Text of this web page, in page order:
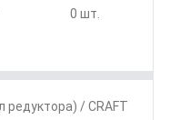
0 шт.
редуктора) / CRAFT